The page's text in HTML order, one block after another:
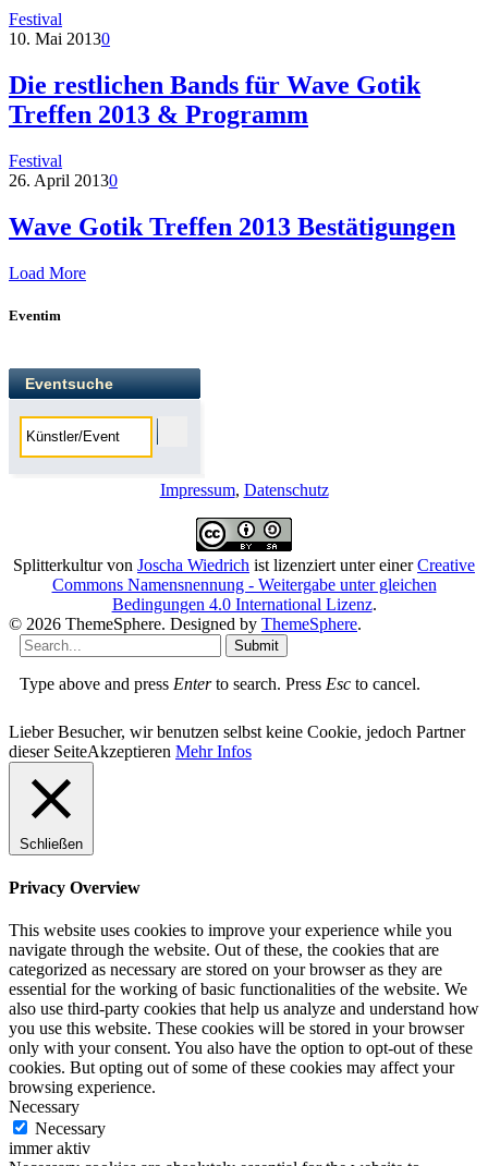
Festival
10. Mai 20130
Die restlichen Bands für Wave Gotik
Treffen 2013 & Programm
Festival
26. April 20130
Wave Gotik Treffen 2013 Bestätigungen
Load More
Eventim
Eventsuche
Impressum, Datenschutz
Splitterkulturvon Joscha Wiedrich ist lizenziert unter einerCreative
Commons Namensnennung - Weitergabe unter gleichen
Bedingungen 4.0 International Lizenz.
© 2026 ThemeSphere. Designed by ThemeSphere.
Submit
Type above and press Enterto search. Press Esc to cancel.
Lieber Besucher, wir benutzen selbst keine Cookie, jedoch Partner
dieser SeiteAkzeptieren Mehr Infos
Schließen
Privacy Overview
This website uses cookies to improve your experience while you
navigate through the website. Out of these, the cookies that are
categorized as necessary are stored on your browser as they are
essential for the working of basic functionalities of the website. We
also use third-party cookies that help us analyze and understand how
you use this website. These cookies will be stored in your browser
only with your consent. You also have the option to opt-out of these
cookies. But opting out of some of these cookies may affect your
browsing experience.
Necessary
Necessary
immer aktiv